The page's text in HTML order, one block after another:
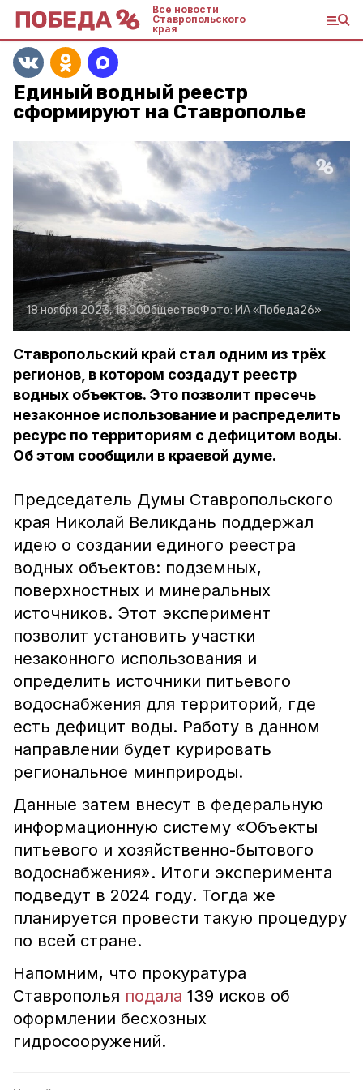
Все новости
Ставропольского
края
Единый водный реестр
сформируют на Ставрополье
18 ноября 2023, 18:00ОбществоФото: ИА «Победа26»
Ставропольский край стал одним из трёх
регионов, в котором создадут реестр
водных объектов. Это позволит пресечь
незаконное использование и распределить
ресурс по территориям с дефицитом воды.
Об этом сообщили в краевой думе.
Председатель Думы Ставропольского
края Николай Великдань поддержал
идею о создании единого реестра
водных объектов: подземных,
поверхностных и минеральных
источников. Этот эксперимент
позволит установить участки
незаконного использования и
определить источники питьевого
водоснабжения для территорий, где
есть дефицит воды. Работу в данном
направлении будет курировать
региональное минприроды.
Данные затем внесут в федеральную
информационную систему «Объекты
питьевого и хозяйственно-бытового
водоснабжения». Итоги эксперимента
подведут в 2024 году. Тогда же
планируется провести такую процедуру
по всей стране.
Напомним, что прокуратура
Ставрополья подала 139 исков об
оформлении бесхозных
гидросооружений.